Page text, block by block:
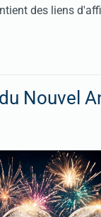
des liens
Nouvel